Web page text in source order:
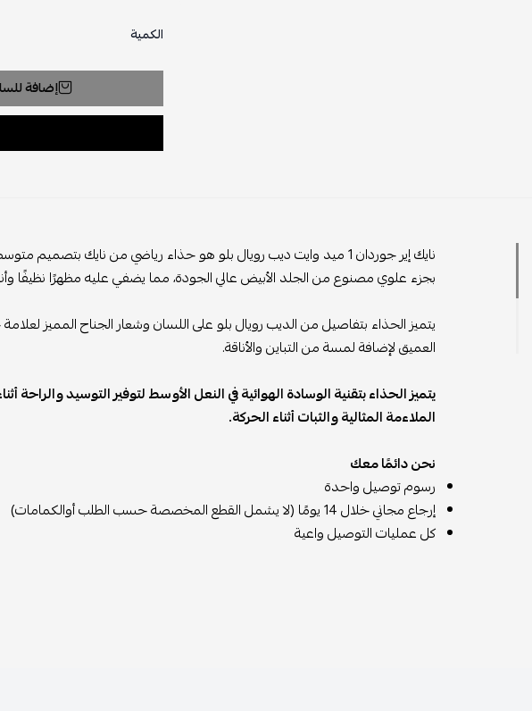
الكمية
إضافة
نايك إير جوردان 1 ميد وايت ديب رويال بلو هو حذاء رياضي من نايك
بجزء علوي مصنوع من الجلد الأبيض عالي الجودة، مما يضفي عليه مظهرًا نظيفًا
يتميز الحذاء بتفاصيل من الديب رويال بلو على اللسان وشعار الجناح المميز
العميق لإضافة لمسة من التباين والأناقة.
يتميز الحذاء بتقنية الوسادة الهوائية في النعل الأوسط لتوفير التوسيد
الملاءمة المثالية والثبات أثناء الحركة.
نحن دائمًا معك
رسوم توصيل واحدة
إرجاع مجاني خلال 14 يومًا (لا يشمل القطع المخصصة حسب الطلب أوالكمامات)
كل عمليات التوصيل واعية